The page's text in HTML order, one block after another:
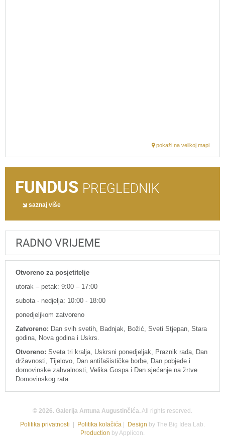
pokaži na velikoj mapi
FUNDUS PREGLEDNIK
saznaj više
RADNO VRIJEME
Otvoreno za posjetitelje
utorak – petak: 9:00 – 17:00
subota - nedjelja: 10:00 - 18:00
ponedjeljkom zatvoreno
Zatvoreno: Dan svih svetih, Badnjak, Božić, Sveti Stjepan, Stara
godina, Nova godina i Uskrs.
Otvoreno: Sveta tri kralja, Uskrsni ponedjeljak, Praznik rada, Dan
državnosti, Tijelovo, Dan antifašističke borbe, Dan pobjede i
domovinske zahvalnosti, Velika Gospa i Dan sjećanje na žrtve
Domovinskog rata.
© 2026. Galerija Antuna Augustinčića.All rights reserved.
Politika privatnosti
Politika kolačića Design by The Big Idea Lab.
Production by Applicon.